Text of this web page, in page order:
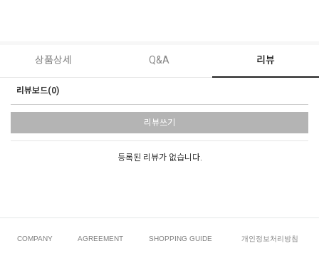
상품상세 Q&A 리뷰
리뷰보드(0)
리뷰쓰기
등록된 리뷰가 없습니다.
COMPANY AGREEMENT SHOPPING GUIDE 개인정보처리방침